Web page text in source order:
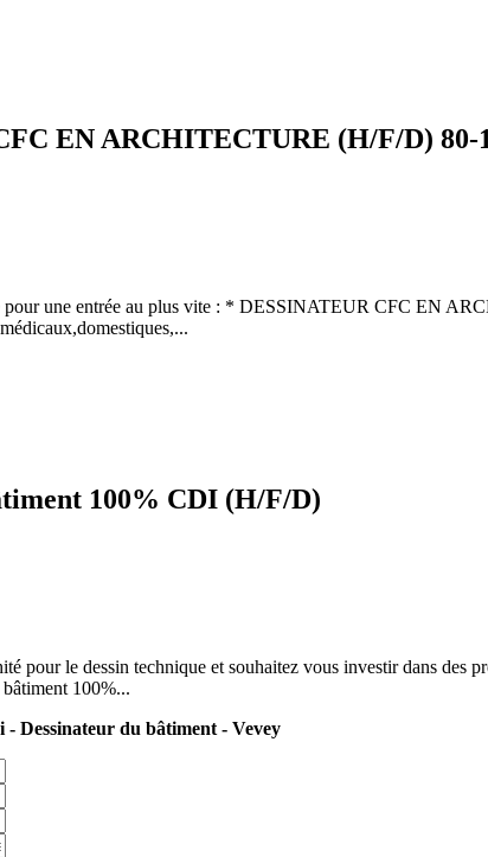
EN ARCHITECTURE (H/F/D) 80-
pour une entrée au plus vite : * DESSINATEUR CFC EN
100% CDI (H/F/D)
pour le dessin technique et souhaitez vous investir dans des
100%...
- Dessinateur du bâtiment - Vevey